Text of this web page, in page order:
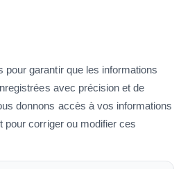
pour garantir que les informations
avec précision et de
donnons accès à vos informations
pour corriger ou modifier ces